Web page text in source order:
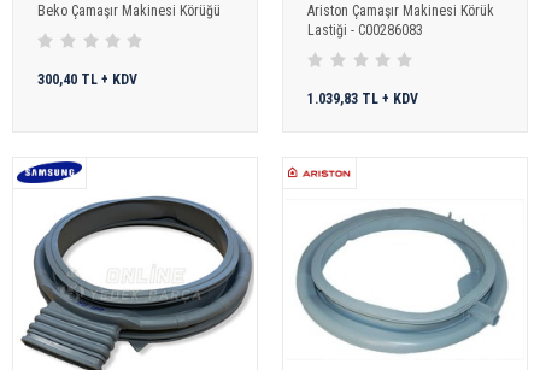
Beko Çamaşır Makinesi Körüğü
300,40 TL + KDV
Ariston Çamaşır Makinesi Körük
Lastiği - C00286083
1.039,83 TL + KDV